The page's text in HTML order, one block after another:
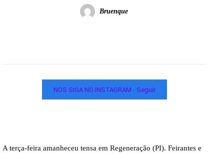
Bruenque
NOS SIGA NO INSTAGRAM - Seguir
A terça-feira amanheceu tensa em Regeneração (PI). Feirantes e